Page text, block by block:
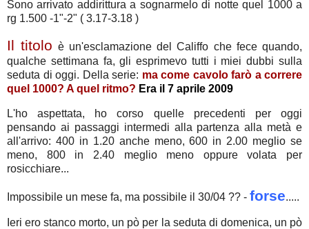
Sono arrivato addirittura a sognarmelo di notte quel 1000 a
rg 1.500 -1"-2" ( 3.17-3.18 )
Il titolo è un'esclamazione del Califfo che fece quando,
qualche settimana fa, gli esprimevo tutti i miei dubbi sulla
seduta di oggi. Della serie: ma come cavolo farò a correre
quel 1000? A quel ritmo? Era il 7 aprile 2009
L'ho aspettata, ho corso quelle precedenti per oggi
pensando ai passaggi intermedi alla partenza alla metà e
all'arrivo: 400 in 1.20 anche meno, 600 in 2.00 meglio se
meno, 800 in 2.40 meglio meno oppure volata per
rosicchiare...
Impossibile un mese fa, ma possibile il 30/04 ?? - forse.....
Ieri ero stanco morto, un pò per la seduta di domenica, un pò